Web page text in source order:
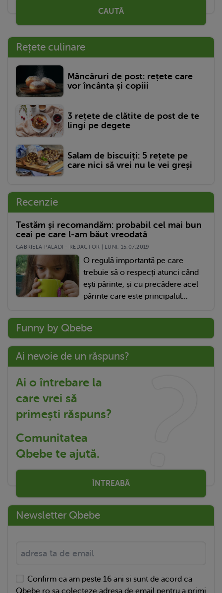
CAUTĂ
Rețete culinare
Mâncăruri de post: rețete care
vor încânta și copiii
3 rețete de clătite de post de te
lingi pe degete
Salam de biscuiți: 5 rețete pe
care nici să vrei nu le vei greși
Recenzie
Testăm și recomandăm: probabil cel mai bun
ceai pe care l-am băut vreodată
GABRIELA PALADI - REDACTOR | LUNI, 15.07.2019
O regulă importantă pe care
trebuie să o respecți atunci când
ești părinte, și cu precădere acel
părinte care este principalul...
Funny by Qbebe
Ai nevoie de un răspuns?
Ai o întrebare la
care vrei să
primești răspuns?
Comunitatea
Qbebe te ajută.
ÎNTREABĂ
Newsletter Qbebe
Confirm ca am peste 16 ani si sunt de acord ca